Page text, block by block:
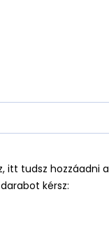
itt tudsz hozzáadni a
kérsz: